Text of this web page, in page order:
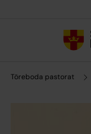
Töreboda pastorat